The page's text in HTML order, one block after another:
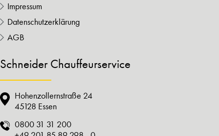
Impressum
Datenschutzerklärung
AGB
Schneider Chauffeurservice
Hohenzollernstraße 24
45128 Essen
0800 31 31 200